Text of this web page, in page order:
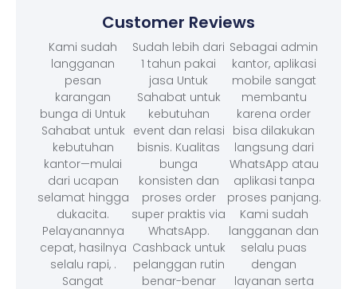
Customer Reviews
Kami sudah
langganan
pesan
karangan
bunga di Untuk
Sahabat untuk
kebutuhan
kantor—mulai
dari ucapan
selamat hingga
dukacita.
Pelayanannya
cepat, hasilnya
selalu rapi, .
Sangat
Sudah lebih dari
1 tahun pakai
jasa Untuk
Sahabat untuk
kebutuhan
event dan relasi
bisnis. Kualitas
bunga
konsisten dan
proses order
super praktis via
WhatsApp.
Cashback untuk
pelanggan rutin
benar-benar
Sebagai admin
kantor, aplikasi
mobile sangat
membantu
karena order
bisa dilakukan
langsung dari
WhatsApp atau
aplikasi tanpa
proses panjang.
Kami sudah
langganan dan
selalu puas
dengan
layanan serta